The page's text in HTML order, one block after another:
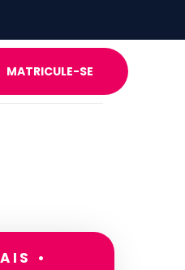
MATRICULE-SE
•